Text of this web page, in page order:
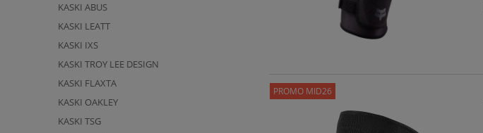
KASKI ABUS
KASKI LEATT
KASKI IXS
KASKI TROY LEE DESIGN
KASKI FLAXTA
KASKI OAKLEY
KASKI TSG
PROMO MID26